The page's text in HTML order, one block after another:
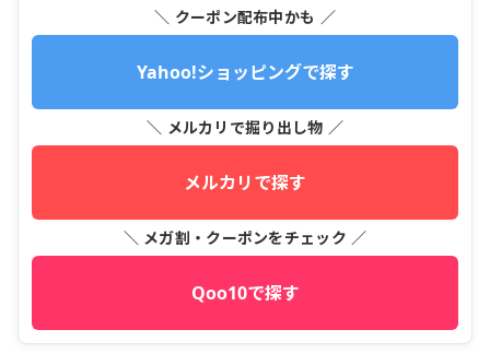
＼ クーポン配布中かも ／
Yahoo!ショッピングで探す
＼ メルカリで掘り出し物 ／
メルカリで探す
＼ メガ割・クーポンをチェック ／
Qoo10で探す